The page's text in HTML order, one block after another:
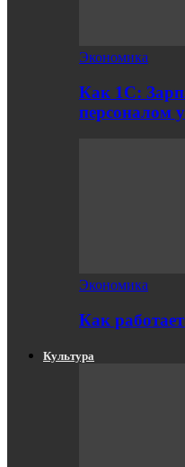
Экономика
Как 1С:
персоналом
Экономика
Как
Культура